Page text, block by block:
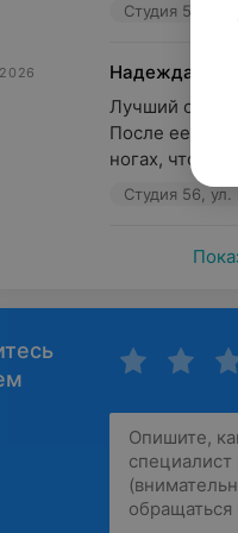
Студия 56,
Надежда
Лучший
После ее
ногах, что
Студия 56,